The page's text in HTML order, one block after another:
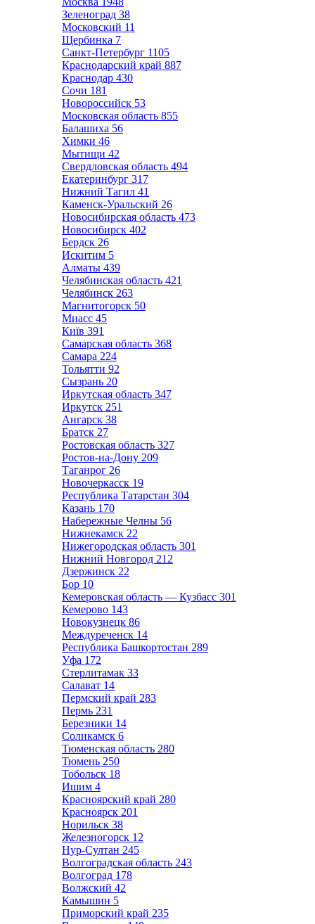
Зеленоград 38
Московский 11
Щербинка 7
Санкт-Петербург 1105
Краснодарский край 887
Краснодар 430
Сочи 181
Новороссийск 53
Московская область 855
Балашиха 56
Химки 46
Мытищи 42
Свердловская область 494
Екатеринбург 317
Нижний Тагил 41
Каменск-Уральский 26
Новосибирская область 473
Новосибирск 402
Бердск 26
Искитим 5
Алматы 439
Челябинская область 421
Челябинск 263
Магнитогорск 50
Миасс 45
Київ 391
Самарская область 368
Самара 224
Тольятти 92
Сызрань 20
Иркутская область 347
Иркутск 251
Ангарск 38
Братск 27
Ростовская область 327
Ростов-на-Дону 209
Таганрог 26
Новочеркасск 19
Республика Татарстан 304
Казань 170
Набережные Челны 56
Нижнекамск 22
Нижегородская область 301
Нижний Новгород 212
Дзержинск 22
Бор 10
Кемеровская область — Кузбасс 301
Кемерово 143
Новокузнецк 86
Междуреченск 14
Республика Башкортостан 289
Уфа 172
Стерлитамак 33
Салават 14
Пермский край 283
Пермь 231
Березники 14
Соликамск 6
Тюменская область 280
Тюмень 250
Тобольск 18
Ишим 4
Красноярский край 280
Красноярск 201
Норильск 38
Железногорск 12
Нур-Султан 245
Волгоградская область 243
Волгоград 178
Волжский 42
Камышин 5
Приморский край 235